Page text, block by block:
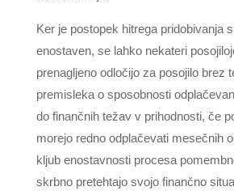
Ker je postopek hitrega pridobivanja
enostaven, se lahko nekateri
prenagljeno odločijo za posojilo brez
premisleka o sposobnosti
do finančnih težav v prihodnosti, če
morejo redno odplačevati mesečnih
kljub enostavnosti procesa
skrbno pretehtajo svojo finančno